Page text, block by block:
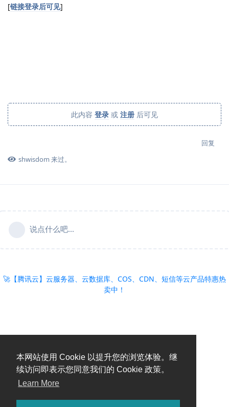
本网站使用 Cookie 以提升您的浏览体验。继
续访问即表示您同意我们的 Cookie 政策。
Learn More
[链接登录后可见]
此内容 登录 或 注册 后可见
回复
shwisdom 来过。
说点什么吧...
🚀【腾讯云】云服务器、云数据库、COS、CDN、短信等云产品特惠热
卖中！